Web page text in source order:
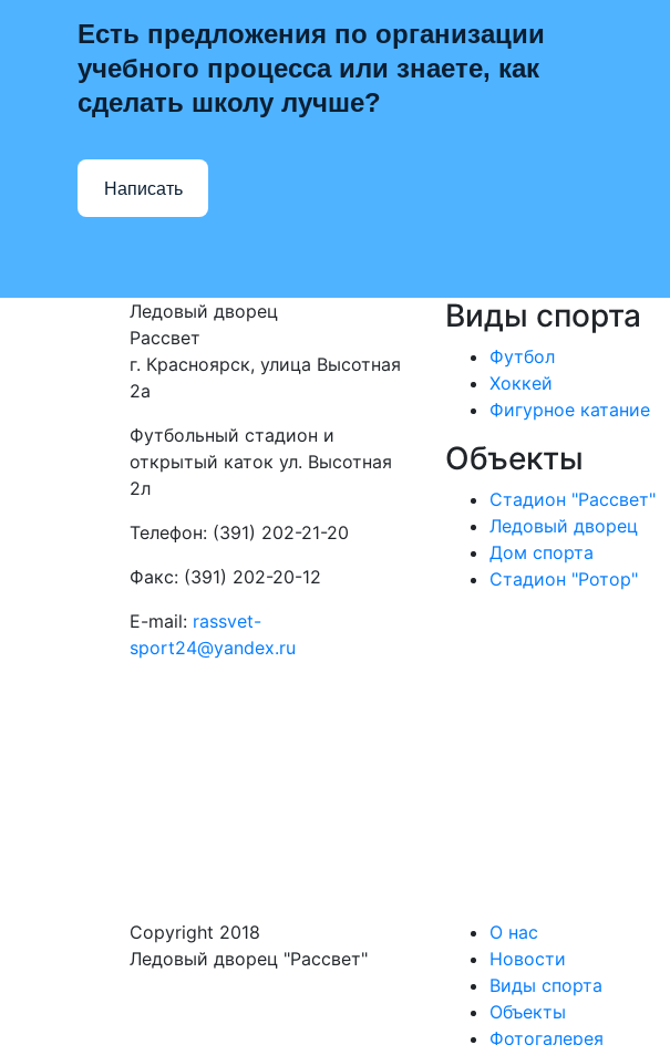
Есть предложения по организации
учебного процесса или знаете, как
сделать школу лучше?
Написать
Ледовый дворец
Рассвет
г. Красноярск, улица Высотная
2a
Футбольный стадион и
открытый каток ул. Высотная
2л
Телефон: (391) 202-21-20
Факс: (391) 202-20-12
E-mail: rassvet-
sport24@yandex.ru
Виды спорта
Футбол
Хоккей
Фигурное катание
Объекты
Стадион "Рассвет"
Ледовый дворец
Дом спорта
Стадион "Ротор"
Copyright 2018
Ледовый дворец "Рассвет"
О нас
Новости
Виды спорта
Объекты
Фотогалерея